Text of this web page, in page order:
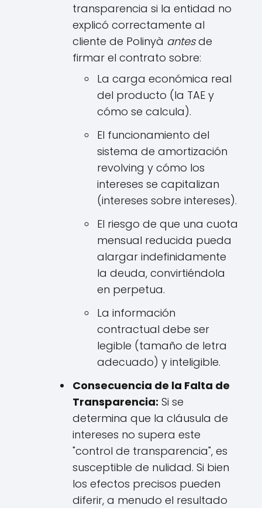
transparencia si la entidad no
explicó correctamente al
cliente de Polinyà antesde
firmar el contrato sobre:
La carga económica real
del producto (la TAE y
cómo se calcula).
El funcionamiento del
sistema de amortización
revolving y cómo los
intereses se capitalizan
(intereses sobre intereses).
El riesgo de que una cuota
mensual reducida pueda
alargar indefinidamente
la deuda, convirtiéndola
en perpetua.
La información
contractual debe ser
legible (tamaño de letra
adecuado) y inteligible.
Consecuencia de la Falta de
Transparencia: Si se
determina que la cláusula de
intereses no supera este
"control de transparencia", es
susceptible de nulidad. Si bien
los efectos precisos pueden
diferir, a menudo el resultado